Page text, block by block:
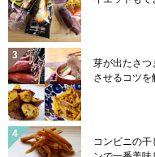
芽が出たさつ
させるコツを
コンビニの